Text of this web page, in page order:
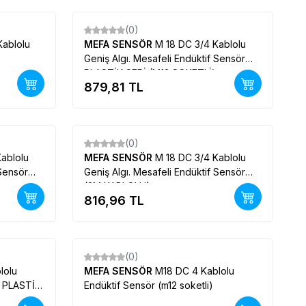
Yeni
(0)
MEFA SENSÖR M 18 DC 3/4 Kablolu
Geniş Algı. Mesafeli Endüktif Sensör
PLASTİK SERİ (M12 SOKETLİ)
879,81 TL
Yeni
(0)
MEFA SENSÖR M 18 DC 3/4 Kablolu
Geniş Algı. Mesafeli Endüktif Sensör
(2M KABLOLU)
816,96 TL
Yeni
(0)
MEFA SENSÖR M18 DC 4 Kablolu
Endüktif Sensör (m12 soketli)